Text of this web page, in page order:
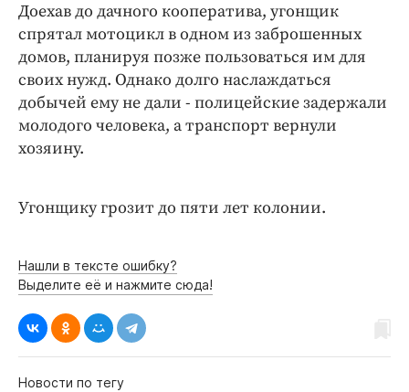
Доехав до дачного кооператива, угонщик
спрятал мотоцикл в одном из заброшенных
домов, планируя позже пользоваться им для
своих нужд. Однако долго наслаждаться
добычей ему не дали - полицейские задержали
молодого человека, а транспорт вернули
хозяину.
Угонщику грозит до пяти лет колонии.
Нашли в тексте ошибку?
Выделите её и нажмите сюда!
Новости по тегу